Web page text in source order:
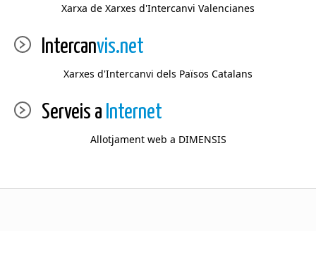
Xarxa de Xarxes d'Intercanvi Valencianes
Intercanvis.net
Xarxes d'Intercanvi dels Països Catalans
Serveis a Internet
Allotjament web a DIMENSIS